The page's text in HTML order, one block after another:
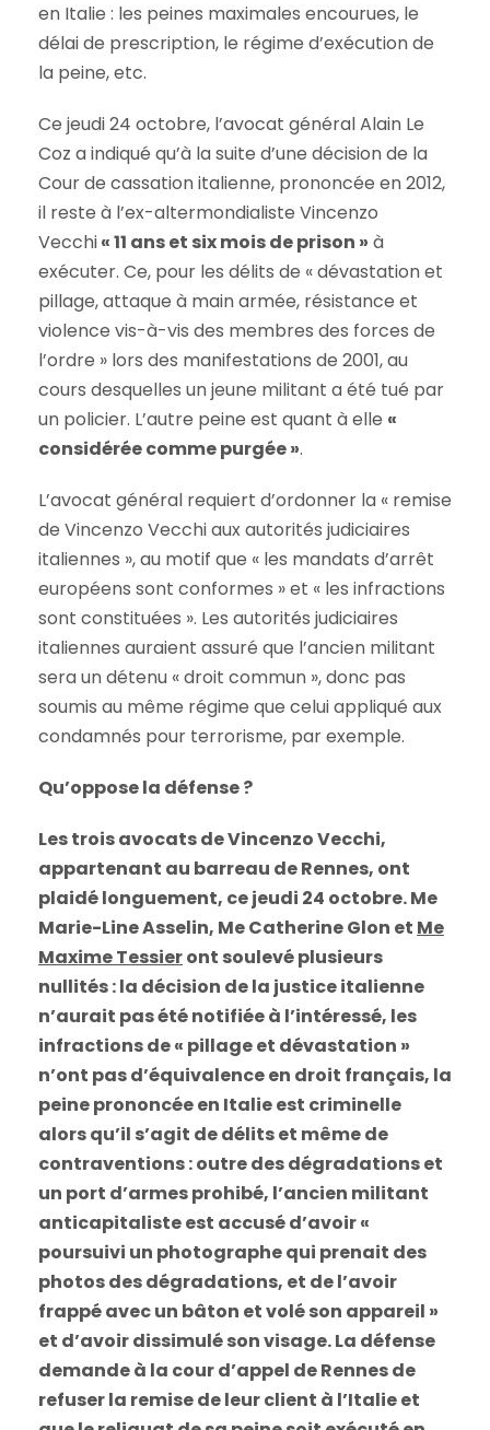
en Italie : les peines maximales encourues, le
délai de prescription, le régime d’exécution de
la peine, etc.
Ce jeudi 24 octobre, l’avocat général Alain Le
Coz a indiqué qu’à la suite d’une décision de la
Cour de cassation italienne, prononcée en 2012,
il reste à l’ex-altermondialiste Vincenzo
Vecchi« 11 ans et six mois de prison » à
exécuter. Ce, pour les délits de « dévastation et
pillage, attaque à main armée, résistance et
violence vis-à-vis des membres des forces de
l’ordre » lors des manifestations de 2001, au
cours desquelles un jeune militant a été tué par
un policier. L’autre peine est quant à elle «
considérée comme purgée ».
L’avocat général requiert d’ordonner la « remise
de Vincenzo Vecchi aux autorités judiciaires
italiennes », au motif que « les mandats d’arrêt
européens sont conformes » et « les infractions
sont constituées ». Les autorités judiciaires
italiennes auraient assuré que l’ancien militant
sera un détenu « droit commun », donc pas
soumis au même régime que celui appliqué aux
condamnés pour terrorisme, par exemple.
Qu’oppose la défense ?
Les trois avocats de Vincenzo Vecchi,
appartenant au barreau de Rennes, ont
plaidé longuement, ce jeudi 24 octobre. Me
Marie-Line Asselin, Me Catherine Glon et Me
Maxime Tessieront soulevé plusieurs
nullités : la décision de la justice italienne
n’aurait pas été notifiée à l’intéressé, les
infractions de « pillage et dévastation »
n’ont pas d’équivalence en droit français, la
peine prononcée en Italie est criminelle
alors qu’il s’agit de délits et même de
contraventions : outre des dégradations et
un port d’armes prohibé, l’ancien militant
anticapitaliste est accusé d’avoir «
poursuivi un photographe qui prenait des
photos des dégradations, et de l’avoir
frappé avec un bâton et volé son appareil »
et d’avoir dissimulé son visage. La défense
demande à la cour d’appel de Rennes de
refuser la remise de leur client à l’Italie et